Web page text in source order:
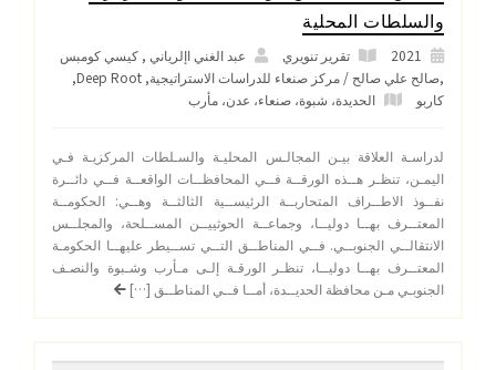
والسلطات المحلية
تقرير تنويري
عبد الغني اإلرياني , كيسي كومبس
,صالح علي صالح / مركز صنعاء للدراسات الاستراتيجية, Deep Root,
كاربو
الحديدة، شبوة، صنعاء، عدن، مأرب
لدراسـة العلاقة بيـن المجالـس المحليـة والسـلطات المركزيـة فـي
اليمـن، تنظـر هــذه الورقــة فــي المحافظــات الواقعــة فــي دائــرة
نفــوذ الاطــراف المتحاربــة الرئيســية الثالثــة وهــي: الحكومــة
المعتــرف بهــا دوليــا، وجماعــة الحوثييــن المســلحة، والمجلــس
الانتقالــي الجنوبــي. فــي المناطــق التــي تســيطر عليهــا الحكومـة
المعتــرف بهــا دوليــا، تنظـر الورقـة إلـى مـأرب وشـبوة والنصـف
الجنوبـي مـن محافظة الحديــدة، أمــا فــي المناطــق […]